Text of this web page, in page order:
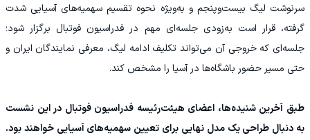
سرنوشت لیگ بیست‌وپنجم و به‌ویژه نحوه تقسیم سهمیه‌های آسیایی شدت
گرفته، قرار است به‌زودی جلسه‌ای مهم در فدراسیون فوتبال برگزار شود؛
جلسه‌ای که خروجی آن می‌تواند تکلیف ادامه لیگ، معرفی نمایندگان ایران و
حتی مسیر حضور باشگاه‌ها در آسیا را مشخص کند.
طبق آخرین شنیده‌ها، اعضای هیئت‌رئیسه فدراسیون فوتبال در این نشست
به دنبال طراحی یک مدل نهایی برای تعیین سهمیه‌های آسیایی خواهند بود.